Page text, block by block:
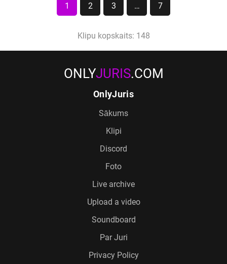
1 2 3 … 7
Klipu kopskaits: 148
ONLYJURIS.COM
OnlyJuris
Sākums
Klipi
Discord
Foto
Live archive
Upload a video
Soundboard
Par Juri
Privacy Policy